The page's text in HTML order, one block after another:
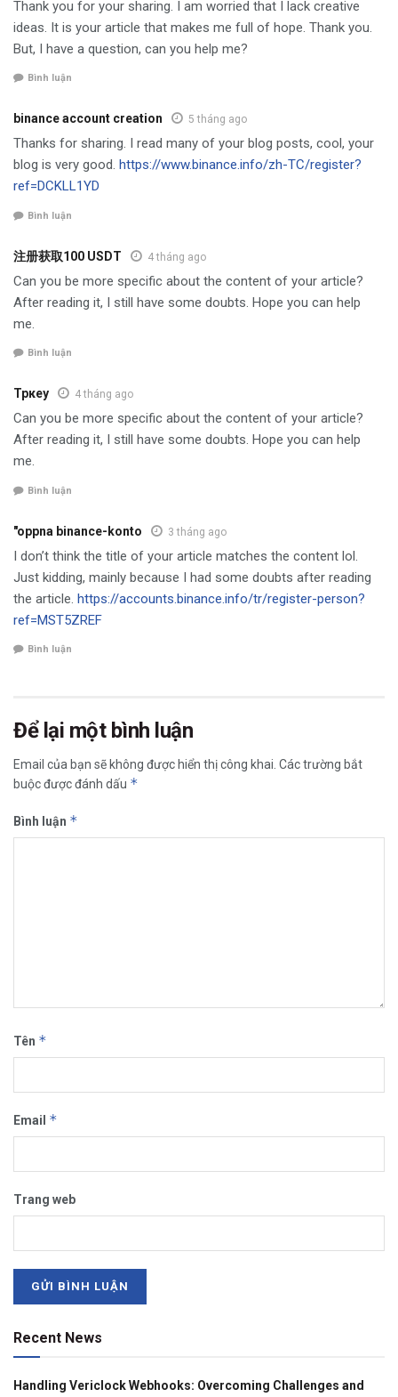
Thank you for your sharing. I am worried that I lack creative
ideas. It is your article that makes me full of hope. Thank you.
But, I have a question, can you help me?
Bình luận
binance account creation 5 tháng ago
Thanks for sharing. I read many of your blog posts, cool, your
blog is very good. https://www.binance.info/zh-TC/register?
ref=DCKLL1YD
Bình luận
注册获取100 USDT 4 tháng ago
Can you be more specific about the content of your article?
After reading it, I still have some doubts. Hope you can help
me.
Bình luận
Тркеу 4 tháng ago
Can you be more specific about the content of your article?
After reading it, I still have some doubts. Hope you can help
me.
Bình luận
"oppna binance-konto 3 tháng ago
I don’t think the title of your article matches the content lol.
Just kidding, mainly because I had some doubts after reading
the article. https://accounts.binance.info/tr/register-person?
ref=MST5ZREF
Bình luận
Để lại một bình luận
Email của bạn sẽ không được hiển thị công khai. Các trường bắt
buộc được đánh dấu *
Bình luận *
Tên *
Email *
Trang web
Recent News
Handling Vericlock Webhooks: Overcoming Challenges and